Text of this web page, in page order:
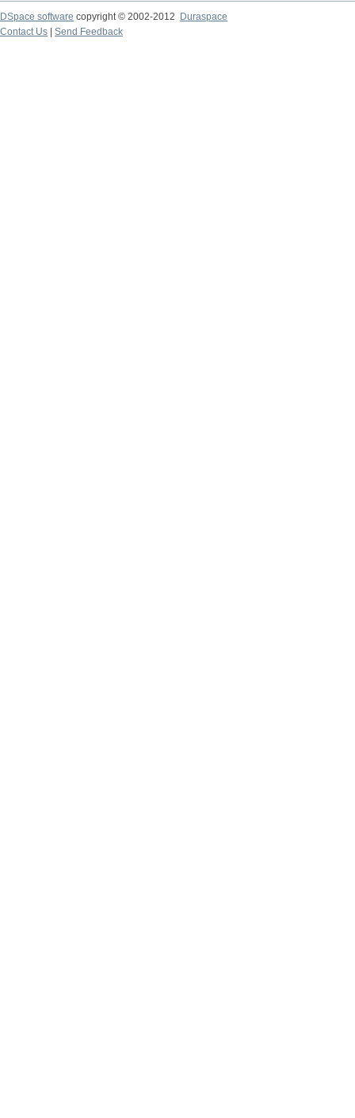
DSpace software copyright © 2002-2012
Duraspace
Contact Us
Send Feedback